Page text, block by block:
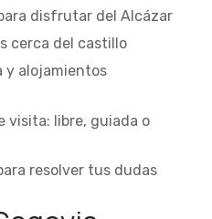
disfrutar del Alcázar
cerca del castillo
y alojamientos
visita: libre, guiada o
resolver tus dudas